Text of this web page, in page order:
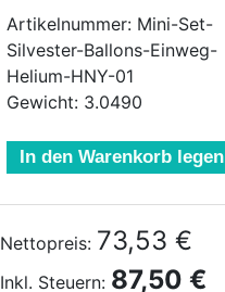
Artikelnummer: Mini-Set-
Silvester-Ballons-Einweg-
Helium-HNY-01
Gewicht: 3.0490
In den Warenkorb legen
Nettopreis: 73,53 €
Inkl. Steuern: 87,50 €